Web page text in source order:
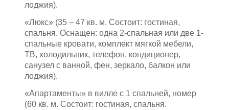
лоджия).
«Люкс» (35 – 47 кв. м. Состоит: гостиная,
спальня. Оснащен: одна 2-спальная или две 1-
спальные кровати, комплект мягкой мебели,
ТВ, холодильник, телефон, кондиционер,
санузел с ванной, фен, зеркало, балкон или
лоджия).
«Апартаменты» в вилле с 1 спальней, номер
(60 кв. м. Состоит: гостиная, спальня.